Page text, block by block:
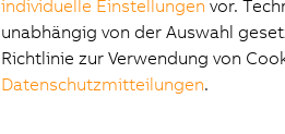
individuelle Einstellungen vor.
unabhängig von der Auswahl
Richtlinie zur Verwendung von
Datenschutzmitteilungen.